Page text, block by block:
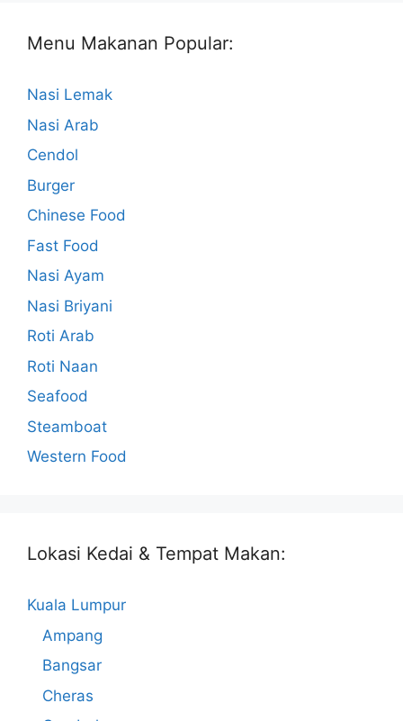
Menu Makanan Popular:
Nasi Lemak
Nasi Arab
Cendol
Burger
Chinese Food
Fast Food
Nasi Ayam
Nasi Briyani
Roti Arab
Roti Naan
Seafood
Steamboat
Western Food
Lokasi Kedai & Tempat Makan:
Kuala Lumpur
Ampang
Bangsar
Cheras